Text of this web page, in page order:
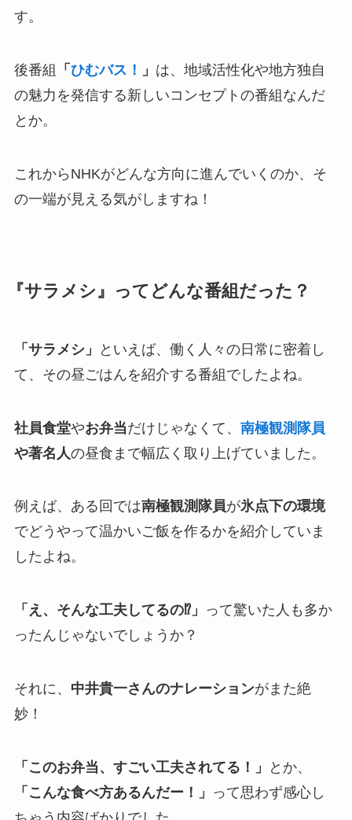
す。
後番組 「 ひむバス！ 」 は、地域活性化や地方独自
の魅力を発信する新しいコンセプトの番組なんだ
とか。
これからNHKがどんな方向に進んでいくのか、そ
の一端が見える気がしますね！
『サラメシ』ってどんな番組だった？
「サラメシ」
といえば、働く人々の日常に密着し
て、その昼ごはんを紹介する番組でしたよね。
社員食堂やお弁当だけじゃなくて、 南極観測隊員
や著名人の昼食まで幅広く取り上げていました。
例えば、ある回では南極観測隊員が氷点下の環境
でどうやって温かいご飯を作るかを紹介していま
したよね。
「え、そんな工夫してるの⁉」 って驚いた人も多か
ったんじゃないでしょうか？
それに、 中井貴一さんのナレーションがまた絶
妙！
「このお弁当、すごい工夫されてる！」
とか、
「こんな食べ方あるんだー！」 って思わず感心し